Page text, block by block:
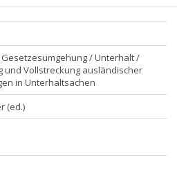
/ Unterhalt /
und Vollstreckung ausländischer
in Unterhaltsachen
(ed.)